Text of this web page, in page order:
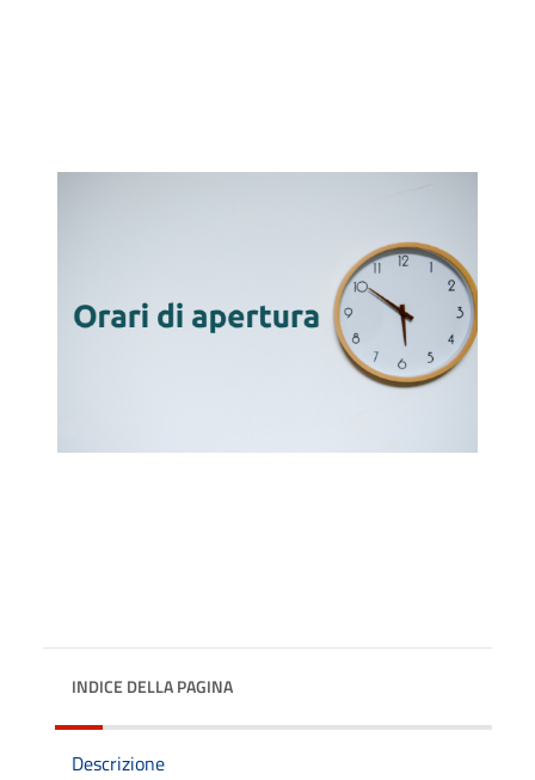
INDICE DELLA PAGINA
Descrizione